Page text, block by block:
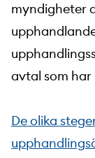
myndigheter
avtal som
De olika